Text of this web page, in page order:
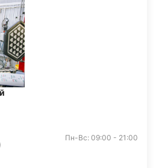
Пн-Вс: 09:00 - 21:00